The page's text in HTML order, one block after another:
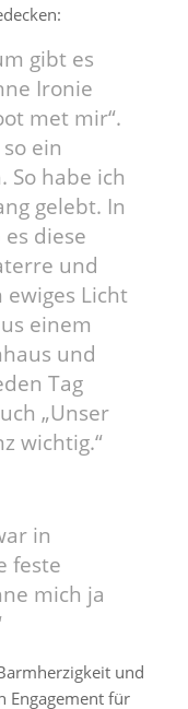
gibt es
Ironie
met mir“.
ein
So habe ich
gelebt. In
diese
und
ewiges Licht
einem
und
Tag
„Unser
wichtig.“
in
feste
mich ja
und
Engagement für